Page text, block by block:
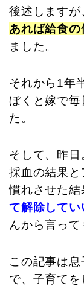
後述しますが
あれば給食
ました。
それから1年
ぼくと嫁で毎
た。
そして、昨日
採血の結果と
慣れさせた
て解除してい
んから言って
この記事は
で、子育て